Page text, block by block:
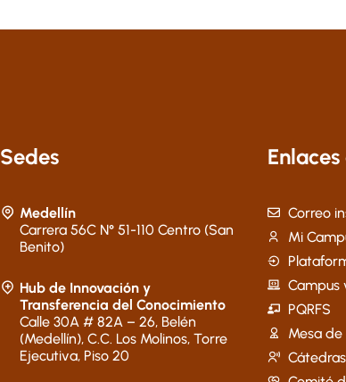
Sedes
Medellín
Carrera 56C N° 51-110 Centro (San
Benito)
Hub de Innovación y
Transferencia del Conocimiento
Calle 30A # 82A – 26, Belén
(Medellín), C.C. Los Molinos, Torre
Ejecutiva, Piso 20
Correo
Mi
Campus
PQRFS
Mesa